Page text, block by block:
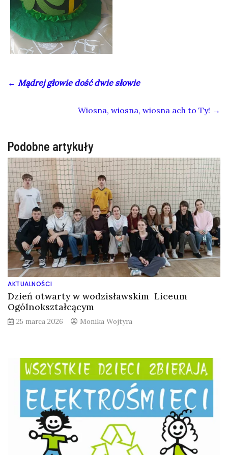
← Mądrej głowie dość dwie słowie
Wiosna, wiosna, wiosna ach to Ty! →
Podobne artykuły
AKTUALNOŚCI
Dzień otwarty w wodzisławskim Liceum
Ogólnokształcącym
25 marca 2026 Monika Wojtyra